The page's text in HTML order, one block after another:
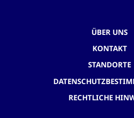
ÜBER UNS
KONTAKT
STANDORTE
RECHTLICHE